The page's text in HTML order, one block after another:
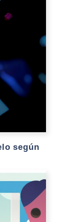
según